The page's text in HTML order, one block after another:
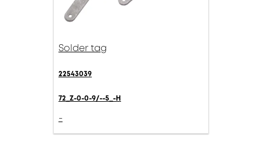
Solder tag
22543039
72_Z-0-0-9/--5_-H
-